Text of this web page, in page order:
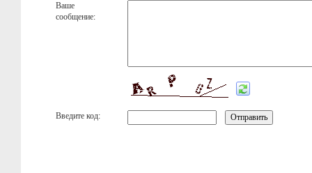
Ваше
сообщение:
Введите код: